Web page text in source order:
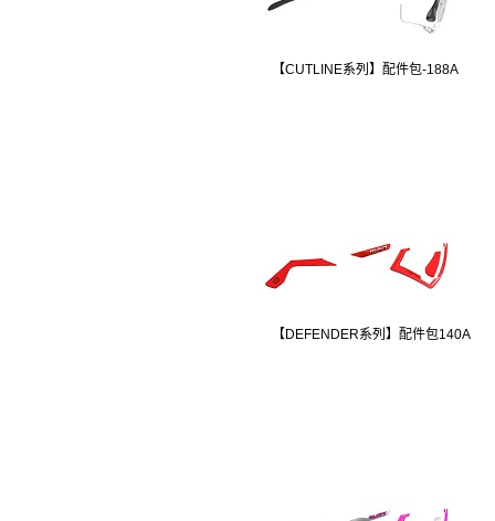
【CUTLINE系列】配件包-188A
【DEFENDER系列】配件包140A